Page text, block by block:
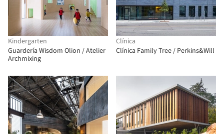
Kindergarten
Guardería Wisdom Olion / Atelier
Archmixing
Clínica
Clínica Family Tree / Perkins&Will